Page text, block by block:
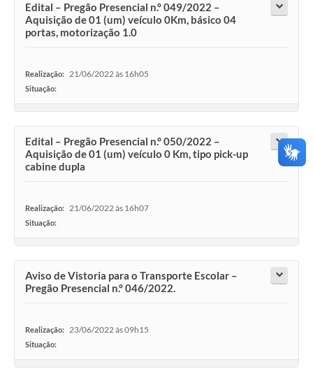
Edital – Pregão Presencial n.° 049/2022 –
Aquisição de 01 (um) veículo 0Km, básico 04
portas, motorização 1.0
Realização: 21/06/2022 às 16h05
Situação:
Edital – Pregão Presencial n.° 050/2022 –
Aquisição de 01 (um) veículo 0 Km, tipo pick-up
cabine dupla
Realização: 21/06/2022 às 16h07
Situação:
Aviso de Vistoria para o Transporte Escolar –
Pregão Presencial n.° 046/2022.
Realização: 23/06/2022 às 09h15
Situação: